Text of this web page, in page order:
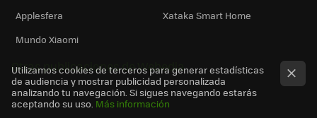
Applesfera
Xataka Smart Home
Mundo Xiaomi
Otras publicaciones de Webedia
Utilizamos cookies de terceros para generar estadísticas
de audiencia y mostrar publicidad personalizada
analizando tu navegación. Si sigues navegando estarás
aceptando su uso. Más información